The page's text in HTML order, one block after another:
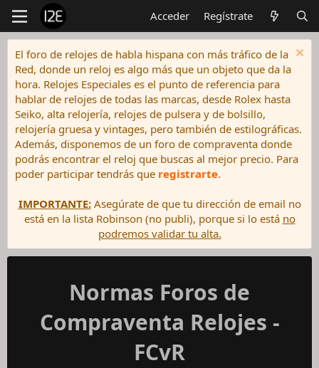
Acceder Regístrate
El foro de relojes de habla hispana con más tráfico de la
Red, donde un reloj es algo más que un objeto que da la
hora. Relojes Especiales es el punto de referencia para
hablar de relojes de todas las marcas, desde Rolex hasta
Seiko, alta relojería, relojes de pulsera y de bolsillo,
relojería gruesa y vintages, pero también de estilográficas.
Además, disponemos de un foro de compraventa donde
podrás encontrar el reloj que buscas al mejor precio. Para
poder participar tendrás que registrarte.
IMPORTANTE:Asegúrate de que tu dirección de email no
está en la lista Robinson (no publi), porque si lo está no
podremos validar tu alta.
Normas Foros de
Compraventa Relojes -
FCvR